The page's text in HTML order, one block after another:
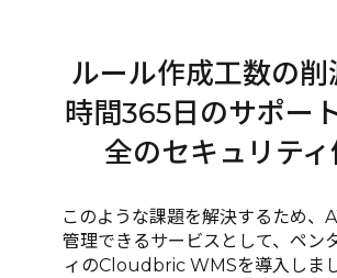
ルール作成工数の
時間365日のサポー
全のセキュリティ
このような課題を解決するため、
管理できるサービスとして、ペン
ィのCloudbric WMSを導入しまし